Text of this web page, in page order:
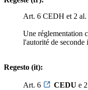
Art. 6 CEDH et 2 al.
Une réglementation
l'autorité de
Regesto (it):
Art. 6 CEDU e